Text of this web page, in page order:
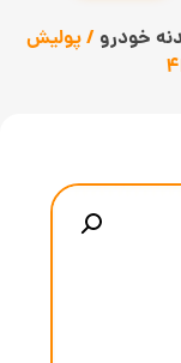
خودرو / پولیش